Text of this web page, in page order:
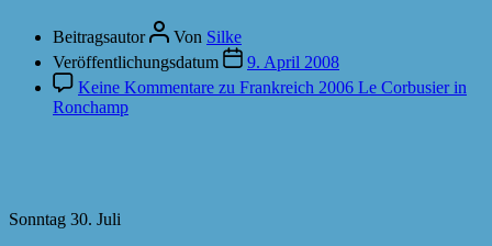
Beitragsautor Von Silke
Veröffentlichungsdatum
9. April 2008
Keine Kommentare zu Frankreich 2006 Le Corbusier in
Ronchamp
Sonntag 30. Juli